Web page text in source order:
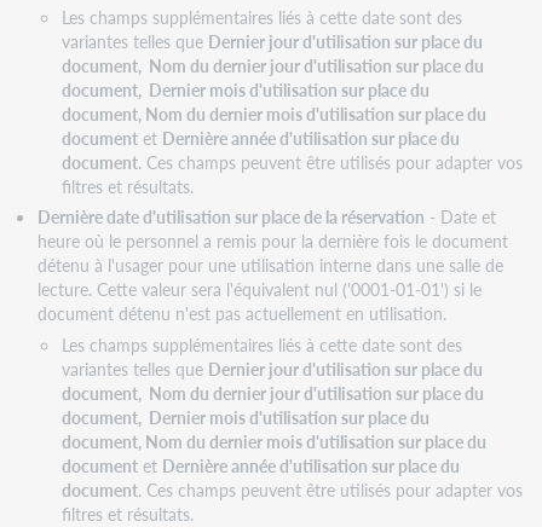
Les champs supplémentaires liés à cette date sont des
variantes telles que Dernier jour d'utilisation sur place du
document, Nom du dernier jour d'utilisation sur place du
document, Dernier mois d'utilisation sur place du
document, Nom du dernier mois d'utilisation sur place du
documentet Dernière année d'utilisation sur place du
document. Ces champs peuvent être utilisés pour adapter vos
filtres et résultats.
Dernière date d'utilisation sur place de la réservation - Date et
heure où le personnel a remis pour la dernière fois le document
détenu à l'usager pour une utilisation interne dans une salle de
lecture. Cette valeur sera l'équivalent nul ('0001-01-01') si le
document détenu n'est pas actuellement en utilisation.
Les champs supplémentaires liés à cette date sont des
variantes telles que Dernier jour d'utilisation sur place du
document, Nom du dernier jour d'utilisation sur place du
document, Dernier mois d'utilisation sur place du
document, Nom du dernier mois d'utilisation sur place du
documentet Dernière année d'utilisation sur place du
document. Ces champs peuvent être utilisés pour adapter vos
filtres et résultats.